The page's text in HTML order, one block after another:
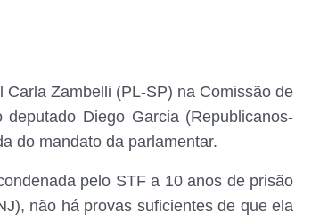
Zambelli (PL-SP) na Comissão de
Diego Garcia (Republicanos-
do mandato da parlamentar.
pelo STF a 10 anos de prisão
não há provas suficientes de que ela